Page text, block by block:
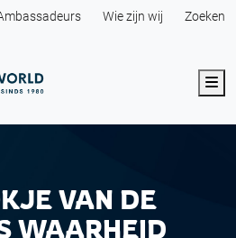
Wie zijn wij Zoeken
VAN DE
WAARHEID